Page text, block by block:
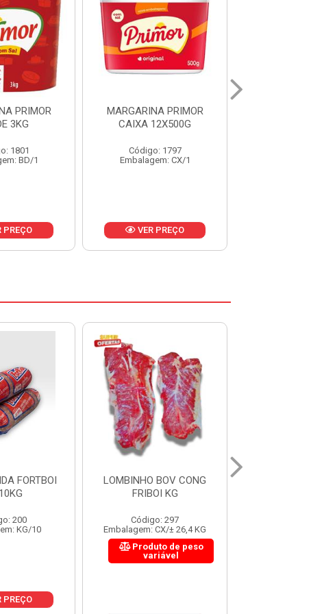
PRIMOR
1797
CX/1
PREÇO
MARGARINA PRIMOR CX
24X250G
Código: 1921
Embalagem: CX/1
VER PREÇO
BOV CONG
KG
297
± 26,4 KG
FIGADO BOV CONG FRIBOI
KG
Código: 222
Embalagem: CX/± 30,12 KG
Produto de peso
variável